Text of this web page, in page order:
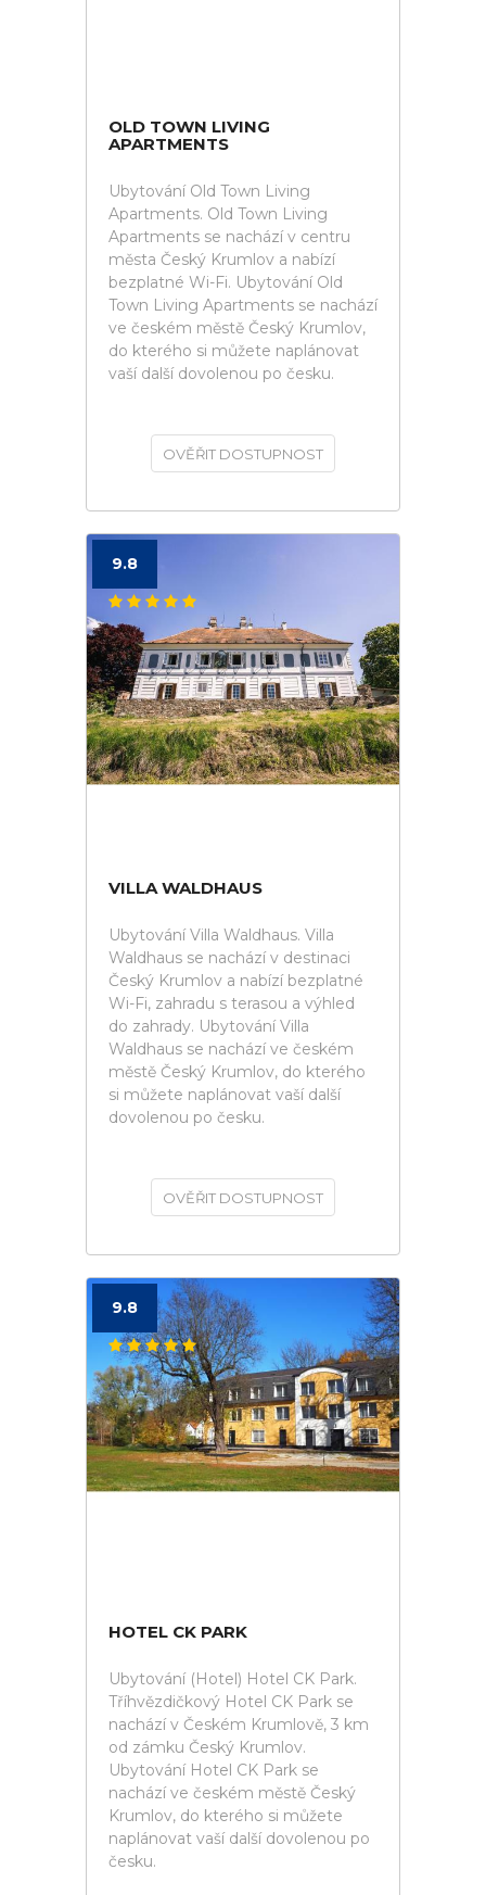
OLD TOWN LIVING
APARTMENTS
Ubytování Old Town Living
Apartments. Old Town Living
Apartments se nachází v centru
města Český Krumlov a nabízí
bezplatné Wi-Fi. Ubytování Old
Town Living Apartments se nachází
ve českém městě Český Krumlov,
do kterého si můžete naplánovat
vaší další dovolenou po česku.
OVĚŘIT DOSTUPNOST
9.8
VILLA WALDHAUS
Ubytování Villa Waldhaus. Villa
Waldhaus se nachází v destinaci
Český Krumlov a nabízí bezplatné
Wi-Fi, zahradu s terasou a výhled
do zahrady. Ubytování Villa
Waldhaus se nachází ve českém
městě Český Krumlov, do kterého
si můžete naplánovat vaší další
dovolenou po česku.
OVĚŘIT DOSTUPNOST
9.8
HOTEL CK PARK
Ubytování (Hotel) Hotel CK Park.
Tříhvězdičkový Hotel CK Park se
nachází v Českém Krumlově, 3 km
od zámku Český Krumlov.
Ubytování Hotel CK Park se
nachází ve českém městě Český
Krumlov, do kterého si můžete
naplánovat vaší další dovolenou po
česku.